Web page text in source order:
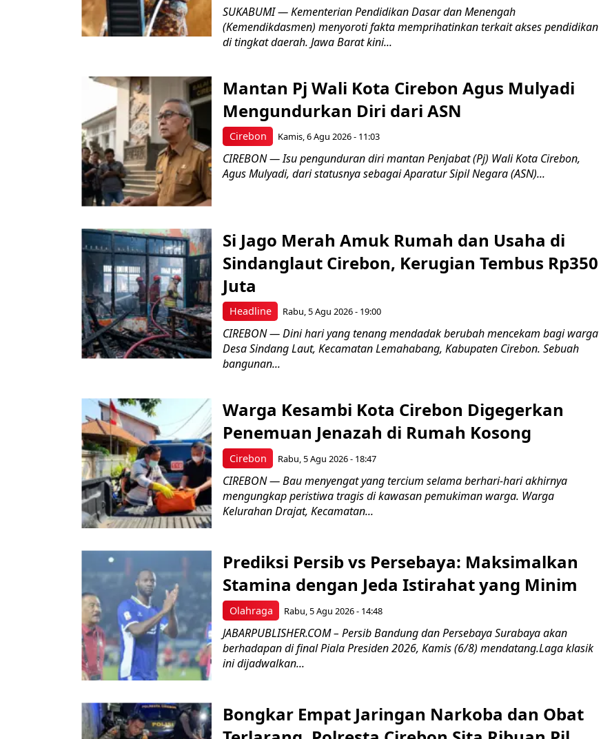
SUKABUMI — Kementerian Pendidikan Dasar dan Menengah
(Kemendikdasmen) menyoroti fakta memprihatinkan terkait akses pendidikan
di tingkat daerah. Jawa Barat kini...
Cirebon
Mantan Pj Wali Kota Cirebon Agus Mulyadi
Mengundurkan Diri dari ASN
Kamis, 6 Agu 2026 - 11:03
CIREBON — Isu pengunduran diri mantan Penjabat (Pj) Wali Kota Cirebon,
Agus Mulyadi, dari statusnya sebagai Aparatur Sipil Negara (ASN)...
Headline
Si Jago Merah Amuk Rumah dan Usaha di
Sindanglaut Cirebon, Kerugian Tembus Rp350
Juta
Rabu, 5 Agu 2026 - 19:00
CIREBON — Dini hari yang tenang mendadak berubah mencekam bagi warga
Desa Sindang Laut, Kecamatan Lemahabang, Kabupaten Cirebon. Sebuah
bangunan...
Cirebon
Warga Kesambi Kota Cirebon Digegerkan
Penemuan Jenazah di Rumah Kosong
Rabu, 5 Agu 2026 - 18:47
CIREBON — Bau menyengat yang tercium selama berhari-hari akhirnya
mengungkap peristiwa tragis di kawasan pemukiman warga. Warga
Kelurahan Drajat, Kecamatan...
Olahraga
Prediksi Persib vs Persebaya: Maksimalkan
Stamina dengan Jeda Istirahat yang Minim
Rabu, 5 Agu 2026 - 14:48
JABARPUBLISHER.COM – Persib Bandung dan Persebaya Surabaya akan
berhadapan di final Piala Presiden 2026, Kamis (6/8) mendatang.Laga klasik
ini dijadwalkan...
Bongkar Empat Jaringan Narkoba dan Obat